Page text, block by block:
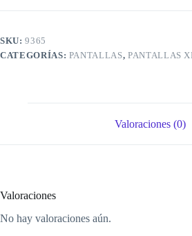
SKU:9365
CATEGORÍAS: PANTALLAS, PANTALLAS
Valoraciones (0)
Valoraciones
No hay valoraciones aún.